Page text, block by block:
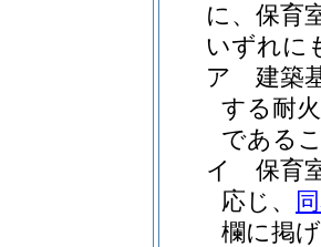
に、保育
いずれに
ア
建築
する耐
である
イ
保育
応じ、
欄に掲